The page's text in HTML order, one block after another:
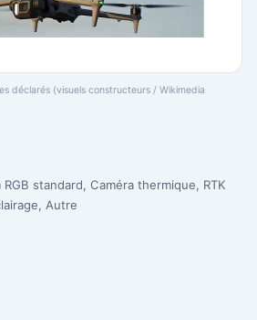
déclarés (visuels constructeurs / Wikimedia
standard, Caméra thermique, RTK
Autre